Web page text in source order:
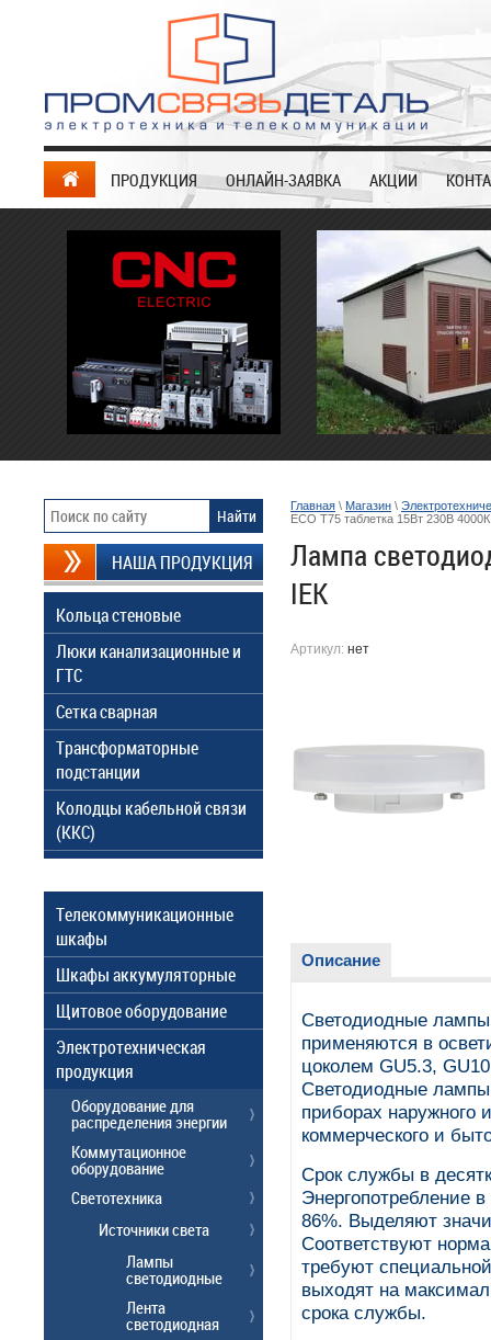
ПРОДУКЦИЯ ОНЛАЙН-ЗАЯВКА АКЦИИ
Главная \ Магазин \
ECO T75 таблетка 15Вт 230В
Лампа
IEK
Артикул: нет
Описание
Светодиодные
применяются в
цоколем GU5.3,
Светодиодные лампы
приборах наружного
коммерческого и
Срок службы в
Энергопотребление
86%. Выделяют
Соответствуют
требуют
выходят на
срока службы.
НАША ПРОДУКЦИЯ
Кольца стеновые
Люки канализационные и
ГТС
Сетка сварная
Трансформаторные
подстанции
Колодцы кабельной связи
(ККС)
Телекоммуникационные
шкафы
Шкафы аккумуляторные
Щитовое оборудование
Электротехническая
продукция
Оборудование для
распределения энергии
Коммутационное
оборудование
Светотехника
Источники света
Лампы
светодиодные
Лента
светодиодная